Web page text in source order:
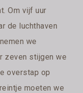
Om vijf uur
de luchthaven
we
zeven stijgen we
overstap op
moeten we